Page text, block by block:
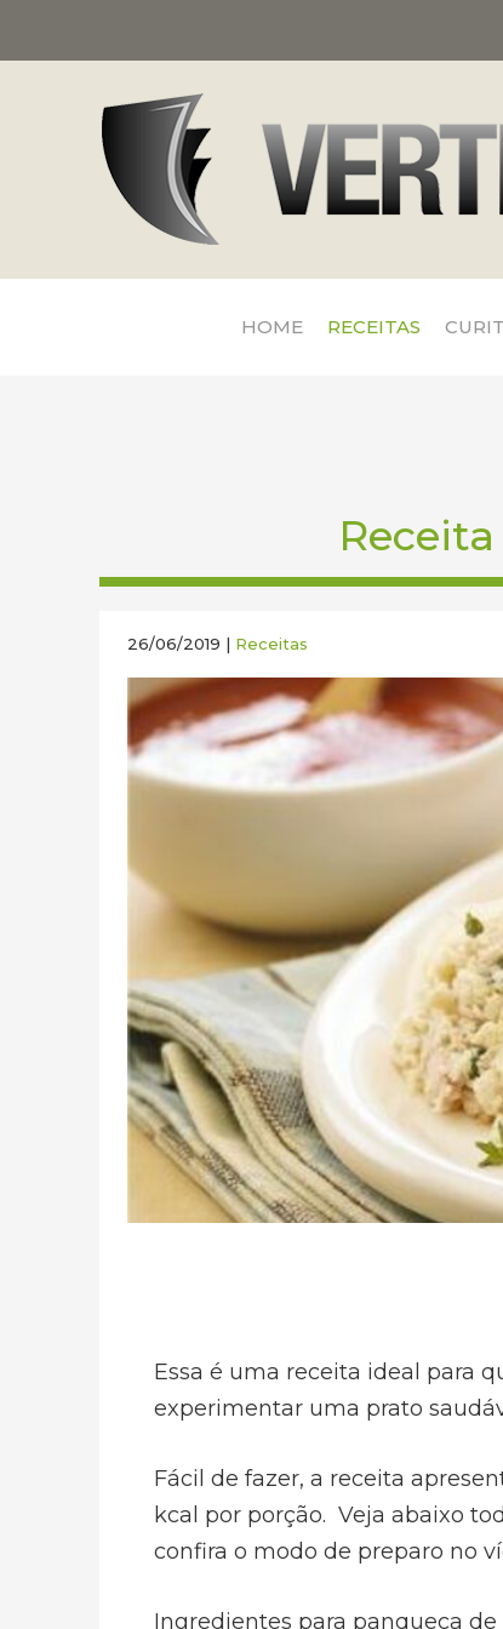
HOME RECEITAS
26/06/2019 | Receitas
Essa é uma receita ideal para
experimentar uma prato
Fácil de fazer, a receita
kcal por porção. Veja abaixo
confira o modo de preparo no
Ingredientes para panqueca